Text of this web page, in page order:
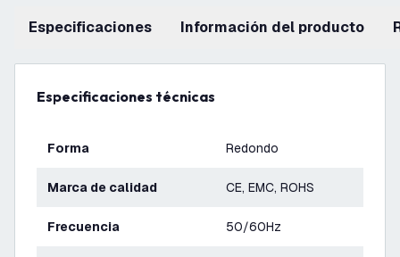
Especificaciones información del producto
Especificaciones técnicas
Forma Redondo
Marca de calidad CE, EMC, ROHS
Frecuencia 50/60Hz